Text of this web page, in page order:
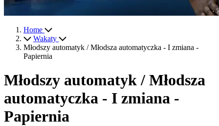
Home
Wakaty
Młodszy automatyk / Młodsza automatyczka - I zmiana -
Papiernia
Młodszy automatyk / Młodsza
automatyczka - I zmiana -
Papiernia